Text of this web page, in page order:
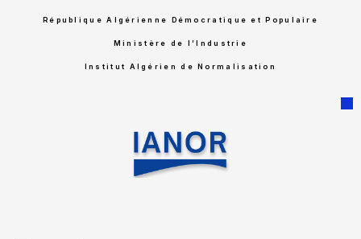
République Algérienne Démocratique et Populaire
Ministère de l’Industrie
Institut Algérien de Normalisation